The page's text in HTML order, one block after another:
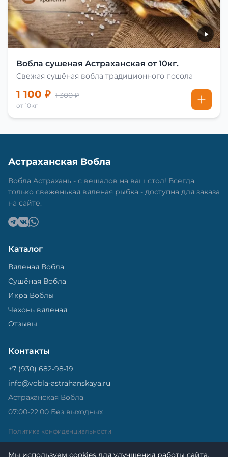
Вобла сушеная Астраханская от 10кг.
Свежая сушёная вобла традиционного посола
1 100 ₽ 1 300 ₽
от 10кг
Астраханская Вобла
Вобла Астрахань - с вешалов на ваш стол! Всегда
только свеженькая вяленая рыбка - доступна для заказа
на сайте.
Каталог
Вяленая Вобла
Сушёная Вобла
Икра Воблы
Чехонь вяленая
Отзывы
Контакты
+7 (930) 682-98-19
info@vobla-astrahanskaya.ru
Астраханская Вобла
07:00-22:00 Без выходных
Политика конфиденциальности
Мы используем cookies для улучшения работы сайта.